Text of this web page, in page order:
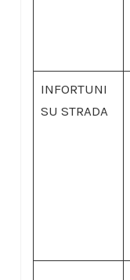
INFORTUNI
SU STRADA